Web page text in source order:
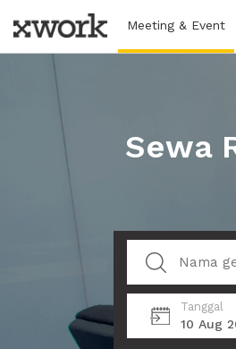
Meeting & Event
Sewa
Tanggal
10 Aug